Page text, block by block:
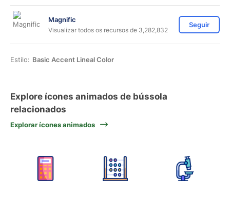
Magnific
Visualizar todos os recursos de 3,282,832
Seguir
Estilo: Basic Accent Lineal Color
Explore ícones animados de bússola
relacionados
Explorar ícones animados